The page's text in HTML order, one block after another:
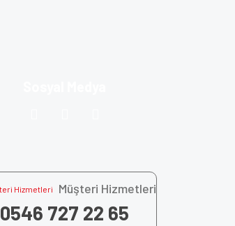
Müşteri Hizmetleri
0546 727 22 65